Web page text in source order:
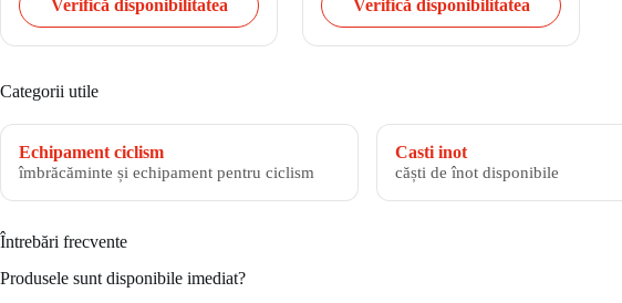
Verifică disponibilitatea
Verifică disponibilitatea
Categorii utile
Echipament ciclism
îmbrăcăminte și echipament pentru ciclism
Casti inot
căști de înot disponibile
Întrebări frecvente
Produsele sunt disponibile imediat?